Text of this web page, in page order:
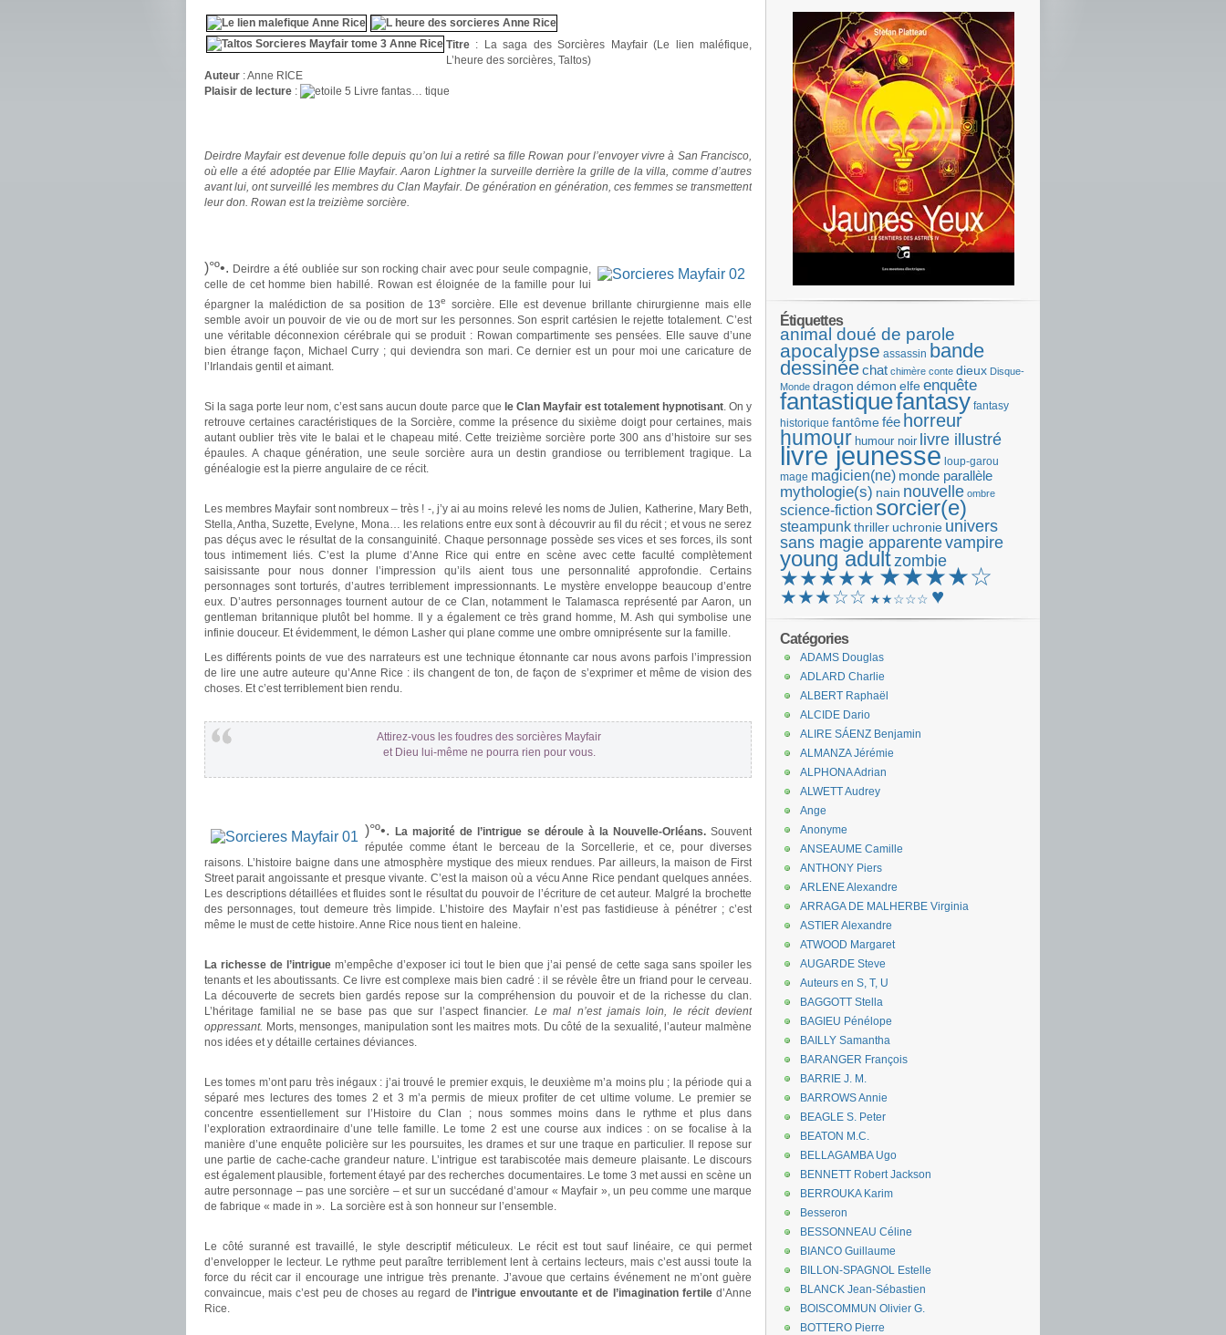
Titre : La saga des Sorcières Mayfair (Le lien maléfique,
L’heure des sorcières, Taltos)
Auteur : Anne RICE
Plaisir de lecture :
Livre fantas… tique
Deirdre Mayfair est devenue folle depuis qu’on lui a retiré sa fille Rowan pour l’envoyer vivre à San Francisco,
où elle a été adoptée par Ellie Mayfair. Aaron Lightner la surveille derrière la grille de la villa, comme d’autres
avant lui, ont surveillé les membres du Clan Mayfair. De génération en génération, ces femmes se transmettent
leur don. Rowan est la treizième sorcière.
)°º•. Deirdre a été oubliée sur son rocking chair avec pour seule compagnie,
celle de cet homme bien habillé. Rowan est éloignée de la famille pour lui
épargner la malédiction de sa position de 13e
sorcière. Elle est devenue brillante chirurgienne mais elle
semble avoir un pouvoir de vie ou de mort sur les personnes. Son esprit cartésien le rejette totalement. C’est
une véritable déconnexion cérébrale qui se produit : Rowan compartimente ses pensées. Elle sauve d’une
bien étrange façon, Michael Curry ; qui deviendra son mari. Ce dernier est un pour moi une caricature de
l’Irlandais gentil et aimant.
Si la saga porte leur nom, c’est sans aucun doute parce que le Clan Mayfair est totalement hypnotisant. On y
retrouve certaines caractéristiques de la Sorcière, comme la présence du sixième doigt pour certaines, mais
autant oublier très vite le balai et le chapeau mité. Cette treizième sorcière porte 300 ans d’histoire sur ses
épaules. A chaque génération, une seule sorcière aura un destin grandiose ou terriblement tragique. La
généalogie est la pierre angulaire de ce récit.
Les membres Mayfair sont nombreux – très ! -, j’y ai au moins relevé les noms de Julien, Katherine, Mary Beth,
Stella, Antha, Suzette, Evelyne, Mona… les relations entre eux sont à découvrir au fil du récit ; et vous ne serez
pas déçus avec le résultat de la consanguinité. Chaque personnage possède ses vices et ses forces, ils sont
tous intimement liés. C’est la plume d’Anne Rice qui entre en scène avec cette faculté complètement
saisissante pour nous donner l’impression qu’ils aient tous une personnalité approfondie. Certains
personnages sont torturés, d’autres terriblement impressionnants. Le mystère enveloppe beaucoup d’entre
eux. D’autres personnages tournent autour de ce Clan, notamment le Talamasca représenté par Aaron, un
gentleman britannique plutôt bel homme. Il y a également ce très grand homme, M. Ash qui symbolise une
infinie douceur. Et évidemment, le démon Lasher qui plane comme une ombre omniprésente sur la famille.
Les différents points de vue des narrateurs est une technique étonnante car nous avons parfois l’impression
de lire une autre auteure qu’Anne Rice : ils changent de ton, de façon de s’exprimer et même de vision des
choses. Et c’est terriblement bien rendu.
Attirez-vous les foudres des sorcières Mayfair
et Dieu lui-même ne pourra rien pour vous.
)°º•.La majorité de l’intrigue se déroule à la Nouvelle-Orléans.Souvent
réputée comme étant le berceau de la Sorcellerie, et ce, pour diverses
raisons. L’histoire baigne dans une atmosphère mystique des mieux rendues. Par ailleurs, la maison de First
Street parait angoissante et presque vivante. C’est la maison où a vécu Anne Rice pendant quelques années.
Les descriptions détaillées et fluides sont le résultat du pouvoir de l’écriture de cet auteur. Malgré la brochette
des personnages, tout demeure très limpide. L’histoire des Mayfair n’est pas fastidieuse à pénétrer ; c’est
même le must de cette histoire. Anne Rice nous tient en haleine.
La richesse de l’intrigue m’empêche d’exposer ici tout le bien que j’ai pensé de cette saga sans spoiler les
tenants et les aboutissants. Ce livre est complexe mais bien cadré : il se révèle être un friand pour le cerveau.
La découverte de secrets bien gardés repose sur la compréhension du pouvoir et de la richesse du clan.
L’héritage familial ne se base pas que sur l’aspect financier. Le mal n’est jamais loin, le récit devient
oppressant. Morts, mensonges, manipulation sont les maitres mots. Du côté de la sexualité, l’auteur malmène
nos idées et y détaille certaines déviances.
Les tomes m’ont paru très inégaux : j’ai trouvé le premier exquis, le deuxième m’a moins plu ; la période qui a
séparé mes lectures des tomes 2 et 3 m’a permis de mieux profiter de cet ultime volume. Le premier se
concentre essentiellement sur l’Histoire du Clan ; nous sommes moins dans le rythme et plus dans
l’exploration extraordinaire d’une telle famille. Le tome 2 est une course aux indices : on se focalise à la
manière d’une enquête policière sur les poursuites, les drames et sur une traque en particulier. Il repose sur
une partie de cache-cache grandeur nature. L’intrigue est tarabiscotée mais demeure plaisante. Le discours
est également plausible, fortement étayé par des recherches documentaires. Le tome 3 met aussi en scène un
autre personnage – pas une sorcière – et sur un succédané d’amour « Mayfair », un peu comme une marque
de fabrique « made in ». La sorcière est à son honneur sur l’ensemble.
Le côté suranné est travaillé, le style descriptif méticuleux. Le récit est tout sauf linéaire, ce qui permet
d’envelopper le lecteur. Le rythme peut paraître terriblement lent à certains lecteurs, mais c’est aussi toute la
force du récit car il encourage une intrigue très prenante. J’avoue que certains événement ne m’ont guère
convaincue, mais c’est peu de choses au regard de l’intrigue envoutante et de l’imagination fertiled’Anne
Rice.
Étiquettes
animal doué de parole
apocalypse assassin bande
dessinéechat chimère conte dieux Disque-
Monde dragon démon elfeenquête
fantastiquefantasy fantasy
historique fantômefée horreur
humour humour noir livre illustré
livre jeunesse loup-garou
mage magicien(ne) monde parallèle
mythologie(s) nain nouvelle ombre
science-fiction sorcier(e)
steampunkthriller uchronie univers
sans magie apparentevampire
young adultzombie
★★★★★ ★★★★☆
★★★☆☆ ★★☆☆☆ ♥
Catégories
ADAMS Douglas
ADLARD Charlie
ALBERT Raphaël
ALCIDE Dario
ALIRE SÁENZ Benjamin
ALMANZA Jérémie
ALPHONA Adrian
ALWETT Audrey
Ange
Anonyme
ANSEAUME Camille
ANTHONY Piers
ARLENE Alexandre
ARRAGA DE MALHERBE Virginia
ASTIER Alexandre
ATWOOD Margaret
AUGARDE Steve
Auteurs en S, T, U
BAGGOTT Stella
BAGIEU Pénélope
BAILLY Samantha
BARANGER François
BARRIE J. M.
BARROWS Annie
BEAGLE S. Peter
BEATON M.C.
BELLAGAMBA Ugo
BENNETT Robert Jackson
BERROUKA Karim
Besseron
BESSONNEAU Céline
BIANCO Guillaume
BILLON-SPAGNOL Estelle
BLANCK Jean-Sébastien
BOISCOMMUN Olivier G.
BOTTERO Pierre